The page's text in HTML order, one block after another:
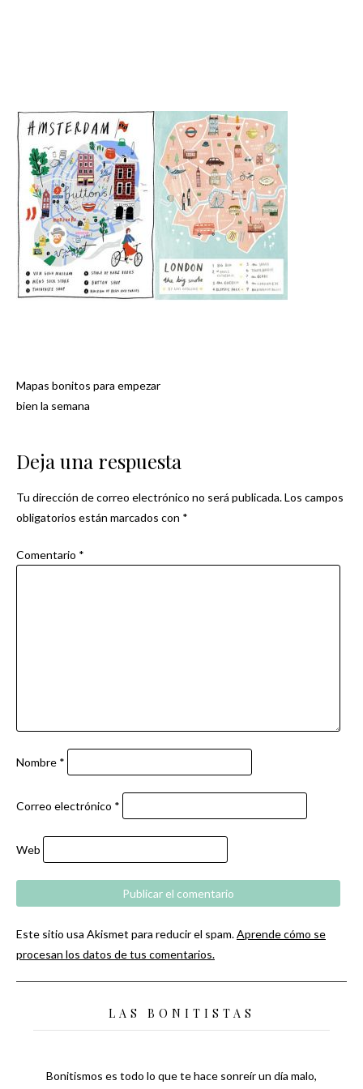
Navegación
Mapas bonitos para empezar
bien la semana
Deja una respuesta
Tu dirección de correo electrónico no será publicada.Los campos
obligatorios están marcados con *
Comentario *
Nombre *
Correo electrónico *
Web
Este sitio usa Akismet para reducir el spam.Aprende cómo se
procesan los datos de tus comentarios.
LAS BONITISTAS
Bonitismos es todo lo que te hace sonreír un día malo,